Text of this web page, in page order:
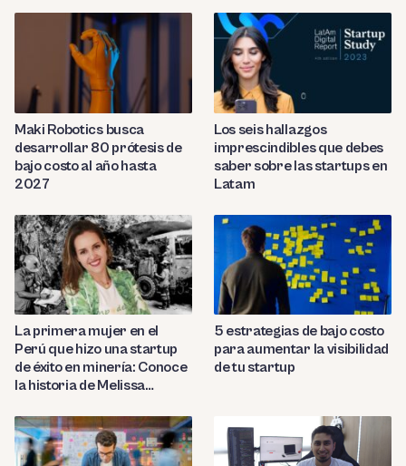
Maki Robotics busca
desarrollar 80 prótesis de
bajo costo al año hasta
2027
Los seis hallazgos
imprescindibles que debes
saber sobre las startups en
Latam
La primera mujer en el
Perú que hizo una startup
de éxito en minería: Conoce
la historia de Melissa
5 estrategias de bajo costo
para aumentar la visibilidad
de tu startup